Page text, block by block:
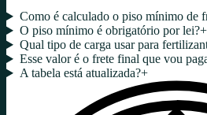
Como é calculado o piso mínimo de
O piso mínimo é obrigatório por lei?+
Qual tipo de carga usar para
Esse valor é o frete final que vou
A tabela está atualizada?+